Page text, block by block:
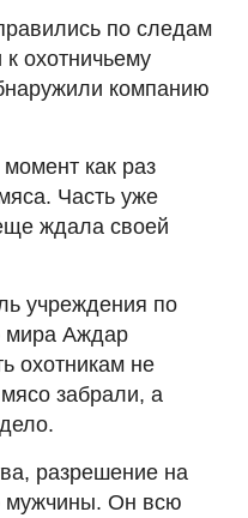
по следам
охотничьему
компанию
как раз
Часть уже
ждала своей
учреждения по
мира Аждар
охотникам не
забрали, а
разрешение на
мужчины. Он всю